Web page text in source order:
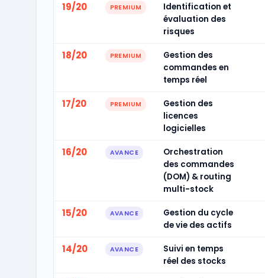
19/20 PREMIUM
Identification et
évaluation des
risques
18/20 PREMIUM
Gestion des
commandes en
temps réel
17/20 PREMIUM
Gestion des
licences
logicielles
16/20 AVANCE
Orchestration
des commandes
(DOM) & routing
multi-stock
15/20 AVANCE
Gestion du cycle
de vie des actifs
14/20 AVANCE
Suivi en temps
réel des stocks